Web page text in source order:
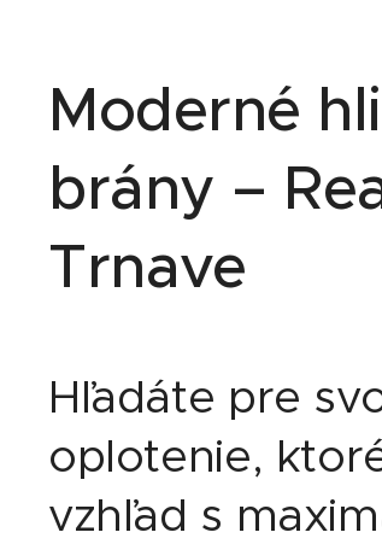
Moderné
brány –
Trnave
Hľadáte pre
oplotenie,
vzhľad s